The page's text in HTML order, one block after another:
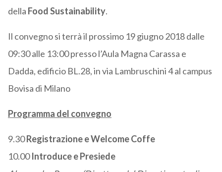
della Food Sustainability.
Il convegno si terrà il prossimo 19 giugno 2018 dalle
09:30 alle 13:00 presso l’Aula Magna Carassa e
Dadda, edificio BL.28, in via Lambruschini 4 al campus
Bovisa di Milano
Programma del convegno
9.30Registrazione e Welcome Coffe
10.00Introduce e Presiede